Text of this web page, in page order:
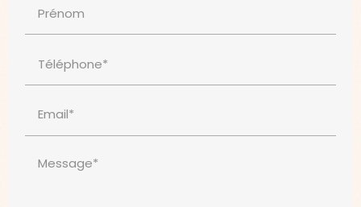
Prénom
Téléphone*
Email*
Message*